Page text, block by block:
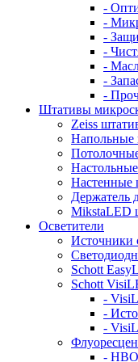
-
-
-
-
-
-
-
Штативы
Zeiss
Напольные
Настенные
Держатель
MikstaLED
Осветители
Источники
Schott
Schott
-
-
-
-